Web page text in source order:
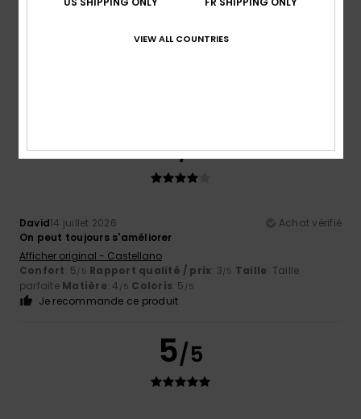
Jean-baptiste 15 juillet 2026
Achat vérifié
l'élasticité... j'avais une version Bali avec le logo au milieu
4/5
David14 juillet 2026
Achat vérifié
On peut toujours s'améliorer
Afficher original - Castellano
Confort: 5/5 Rapport qualité / prix: 3/5 Taille: Taille
parfaite Matière: 4 /5 Coloris: 5 /5
Je recommande ce produit
5/5
VIEW ALL COUNTRIES